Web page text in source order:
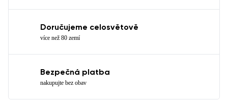
Doručujeme celosvětově
více než 80 zemí
Bezpečná platba
nakupujte bez obav